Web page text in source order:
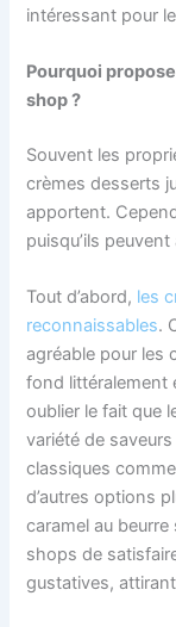
intéressant pour
Pourquoi
shop ?
Souvent les
crèmes desserts
apportent.
puisqu’ils
Tout d’abord, les
reconnaissables.
agréable pour les
fond littéralement
oublier le fait que
variété de
classiques
d’autres options
caramel au
shops de
gustatives,